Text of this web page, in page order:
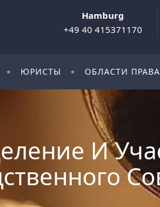
Hamburg
+49 40 415371170
ЮРИСТЫ ОБЛАСТИ ПРАВА
И